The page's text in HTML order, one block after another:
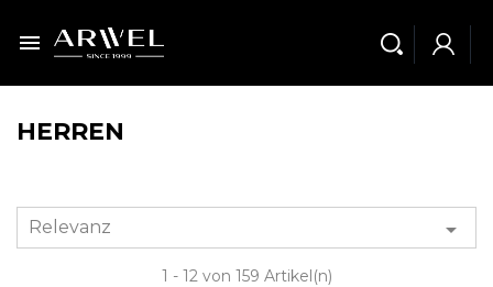

HERREN
Relevanz 
1 - 12 von 159 Artikel(n)